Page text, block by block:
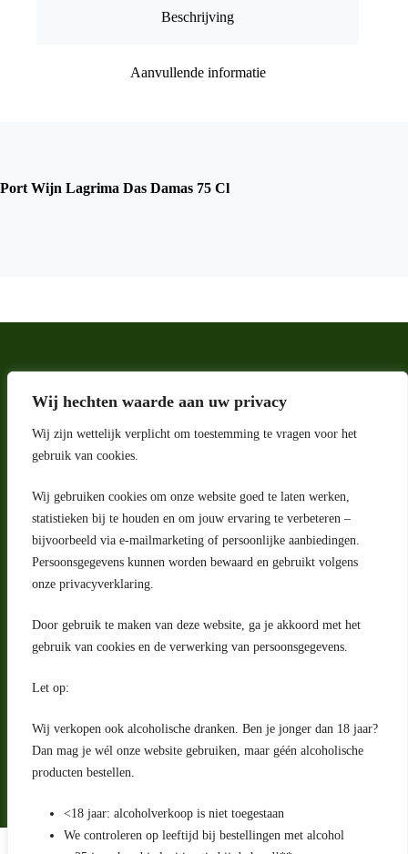
Wij hechten waarde aan uw privacy
Wij zijn wettelijk verplicht om toestemming te vragen voor het
gebruik van cookies.
Wij gebruiken cookies om onze website goed te laten werken,
statistieken bij te houden en om jouw ervaring te verbeteren –
bijvoorbeeld via e-mailmarketing of persoonlijke aanbiedingen.
Persoonsgegevens kunnen worden bewaard en gebruikt volgens
onze privacyverklaring.
Door gebruik te maken van deze website, ga je akkoord met het
gebruik van cookies en de verwerking van persoonsgegevens.
Let op:
Wij verkopen ook alcoholische dranken. Ben je jonger dan 18 jaar?
Dan mag je wél onze website gebruiken, maar géén alcoholische
producten bestellen.
<18 jaar: alcoholverkoop is niet toegestaan
We controleren op leeftijd bij bestellingen met alcohol
Beschrijving
Aanvullende informatie
Port Wijn Lagrima Das Damas 75 Cl
Adres
Riga 4 E
2993 LW Barendrecht
Nederland
Contact
klantenservice@portugeseproducten.nl
Facebook
Herroepingsrecht
Bij bezorging van alcoholhoudende dranken voert de bezorger